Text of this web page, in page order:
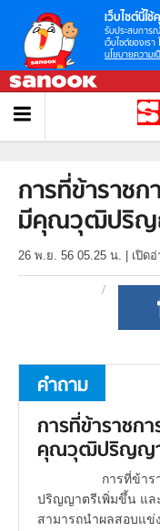
เว็บไซต์นี้ใช้
รับประสบการ
เว็บไซต์ของเร
นโยบายความเ
การที่ข้าราช
มีคุณวุฒิปริญ
26 พ.ย. 56 05.25 น. เปิด
คำถาม
การที่ข้าราชก
คุณวุฒิปริญญา
การที่ข้าราช
ปริญญาตรีเพิ่มขึ้น แล
สามารถนำผลสอบแข่